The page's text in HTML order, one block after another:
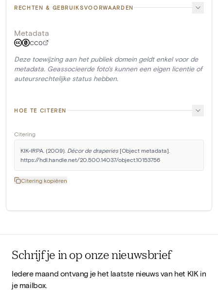
RECHTEN & GEBRUIKSVOORWAARDEN
Metadata
CC0
Deze toewijzing aan het publiek domein geldt enkel voor de
metadata. Geassocieerde foto's kunnen een eigen licentie of
auteursrechtelijke status hebben.
HOE TE CITEREN
Citering
KIK-IRPA. (2009). Décor de draperies [Object metadata].
https://hdl.handle.net/20.500.14037/object.10153756
Citering kopiëren
Schrijf je in op onze nieuwsbrief
Iedere maand ontvang je het laatste nieuws van het KIK in
je mailbox.